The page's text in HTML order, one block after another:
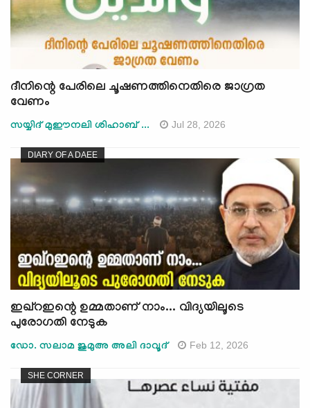
ദീനിന്റെ പേരിലെ ചൂഷണത്തിനെതിരെ ജാഗ്രത
വേണം
സയ്യിദ് മുഈനലി ശിഹാബ് ... Jul 28, 2026
DIARY OF A DAEE
ഇഖ്റഇന്റെ ഉമ്മതാണ് നാം... വിദ്യയിലൂടെ
പുരോഗതി നേടുക
ഡോ. സലാമ ജുമുഅ അലി ദാവൂദ് Feb 12, 2026
SHE CORNER